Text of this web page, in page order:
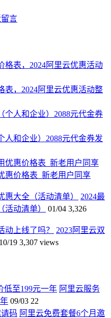
言
表，2024阿里云优惠活动整
人和企业）2088元代金券发
惠价格表_新老用户同享
2024最
动清单）
01/04 3,326
2023阿里云双
10/19 3,307 views
阿里云服务
09/03 22
阿里云免费套餐6个月邀